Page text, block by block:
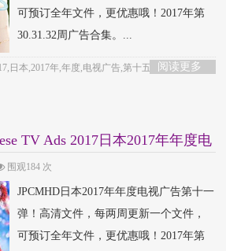
可预订全年文件，更优惠哦！2017年第
30.31.32周广告合集。...
阅读更多
日本,2017年,年度,电视广告,第十五弹
TV Ads 2017日本2017年年度电
围观184 次
JPCMHD日本2017年年度电视广告第十一
弹！高清文件，每两周更新一个文件，
可预订全年文件，更优惠哦！2017年第